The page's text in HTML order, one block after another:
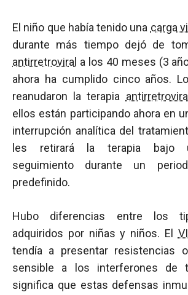
El niño que había tenido una carga
durante más tiempo dejó de
antirretroviral a los 40 meses (3
ahora ha cumplido cinco años.
reanudaron la terapia antirretroviral
ellos están participando ahora en
interrupción analítica del
les retirará la terapia bajo
seguimiento durante un
predefinido.
Hubo diferencias entre los
adquiridos por niñas y niños. El
tendía a presentar resistencias
sensible a los interferones de
significa que estas defensas